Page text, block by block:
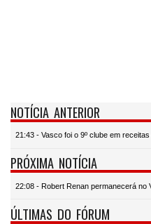
NOTÍCIA ANTERIOR
21:43 - Vasco foi o 9º clube em
PRÓXIMA NOTÍCIA
22:08 - Robert Renan permanecerá no
ÚLTIMAS DO FÓRUM